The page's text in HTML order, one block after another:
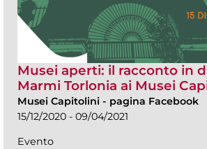
Musei aperti: il racconto in
Marmi Torlonia ai Musei
Musei Capitolini - pagina Facebook
15/12/2020 - 09/04/2021
Evento